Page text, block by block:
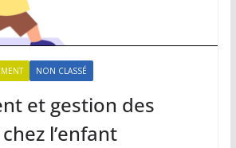
NON CLASSÉ
et gestion des
l’enfant